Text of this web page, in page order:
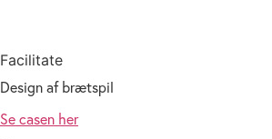
Facilitate
Design af brætspil
Se casen her